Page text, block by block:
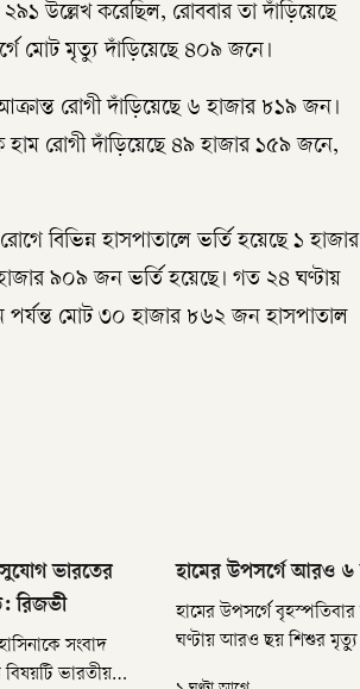
উল্লেখ করেছিল, রোববার তা দাঁড়িয়েছে
মোট মৃত্যু দাঁড়িয়েছে ৪০৯ জনে।
রোগী দাঁড়িয়েছে ৬ হাজার ৮১৯ জন।
রোগী দাঁড়িয়েছে ৪৯ হাজার ১৫৯ জনে,
বিভিন্ন হাসপাতালে ভর্তি হয়েছে ১ হাজার
৯০৯ জন ভর্তি হয়েছে। গত ২৪ ঘণ্টায়
পর্যন্ত মোট ৩০ হাজার ৮৬২ জন হাসপাতাল
সুযোগ ভারতের
রিজভী
সংবাদ
ভারতীয়
হামের উপসর্গে আরও ৬
হামের উপসর্গে
ঘণ্টায় আরও ছয় শিশুর মৃত্যু